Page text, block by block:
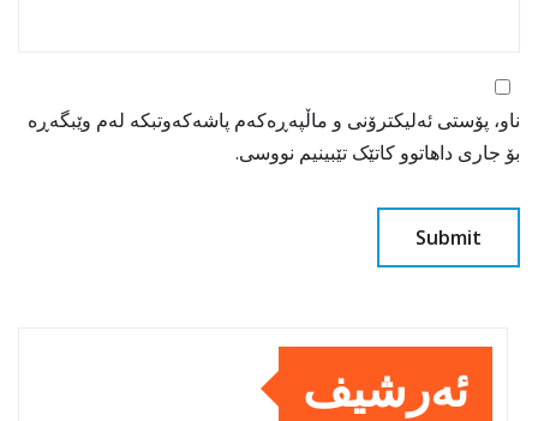
ناو، پۆستی ئەلیکترۆنی و ماڵپەڕەکەم پاشەکەوتبکە لەم وێبگەڕە
بۆ جاری داهاتوو کاتێک تێبینیم نووسی.
ئەرشیف